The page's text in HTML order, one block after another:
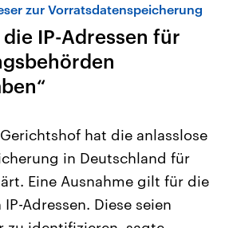
am 6.
neuen
das
Koalition aus
Aktuelle Beiträge,
Hintergründe
Wirtschaftlich und
gehören die Vereinigten
den mächtigsten Ländern
mit großem Einfluss auf
zur Vorratsdatenspeicherung
die IP-Adressen für
hat die anlasslose
in Deutschland für
Eine Ausnahme gilt für die
Adressen. Diese seien